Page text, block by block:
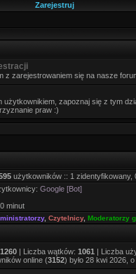
Zarejestruj
z zarejestrowaniem się na nasze
użytkownikiem, zapoznaj się z tym
praw :)
użytkowników :: 1 zidentyfikowany,
Google [Bot]
minut
, Czytelnicy, Moderatorzy
| Liczba wątków: 1061 | Liczba
online (3152) było 28 kwi 2026,